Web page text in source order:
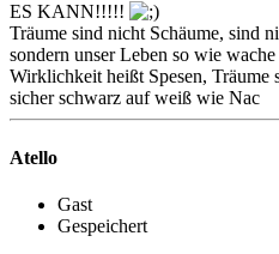
ES KANN!!!!!
Träume sind nicht Schäume, sind
sondern unser Leben so wie
Wirklichkeit heißt Spesen, Träume
sicher schwarz auf weiß wie Nac
Atello
Gast
Gespeichert